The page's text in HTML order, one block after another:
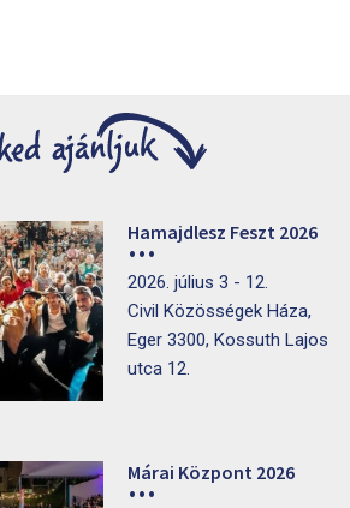
Hamajdlesz Feszt 2026
2026. július 3 - 12.
Civil Közösségek Háza,
Eger 3300, Kossuth Lajos
utca 12.
Márai Központ 2026